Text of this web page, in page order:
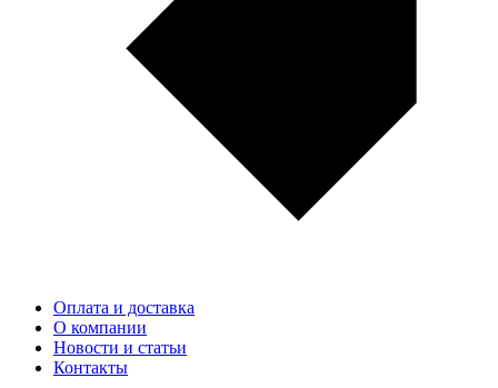
Оплата и доставка
О компании
Новости и статьи
Контакты